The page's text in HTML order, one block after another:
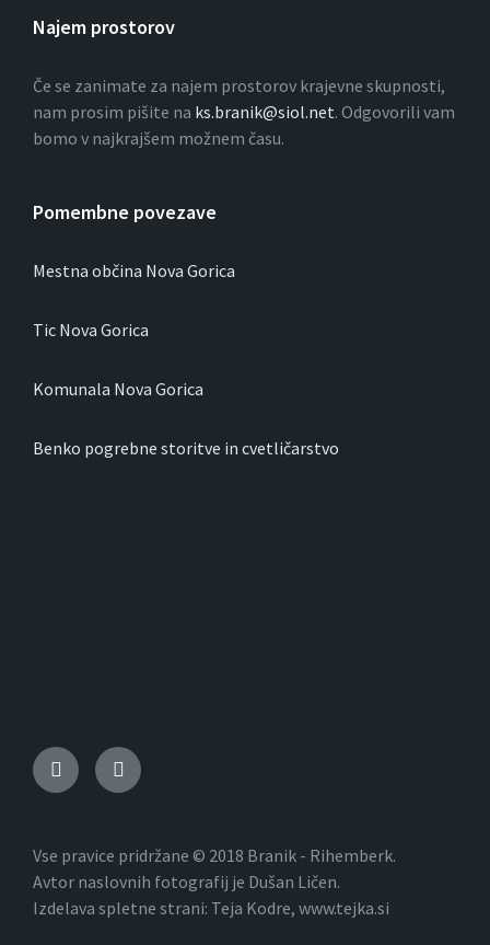
Najem prostorov
Če se zanimate za najem prostorov krajevne skupnosti,
nam prosim pišite na ks.branik@siol.net. Odgovorili vam
bomo v najkrajšem možnem času.
Pomembne povezave
Mestna občina Nova Gorica
Tic Nova Gorica
Komunala Nova Gorica
Benko pogrebne storitve in cvetličarstvo
Vse pravice pridržane © 2018 Branik - Rihemberk.
Avtor naslovnih fotografij je Dušan Ličen.
Izdelava spletne strani: Teja Kodre, www.tejka.si